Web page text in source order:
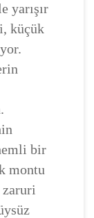
yarışır
küçük
bir
montu